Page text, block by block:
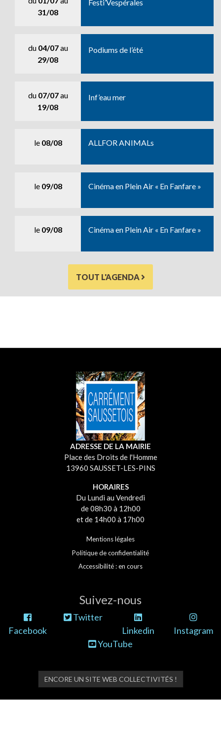
31/08
Festi’Vespérales
du 04/07au
29/08
Podiums de l’été
du 07/07au
19/08
Inf’eau mer
le 08/08 ALLFOR ANIMALs
le 09/08 Cinéma en Plein Air « En Fanfare »
le 09/08 Cinéma en Plein Air « En Fanfare »
TOUT L'AGENDA
ADRESSE DE LA MAIRIE
Place des Droits de l'Homme
13960 SAUSSET-LES-PINS
HORAIRES
Du Lundi au Vendredi
de 08h30 à 12h00
et de 14h00 à 17h00
Mentions légales
Politique de confidentialité
Accessibilité : en cours
Suivez-nous
Facebook
Twitter
Linkedin
Instagram
YouTube
ENCORE UN SITE WEB COLLECTIVITÉS !